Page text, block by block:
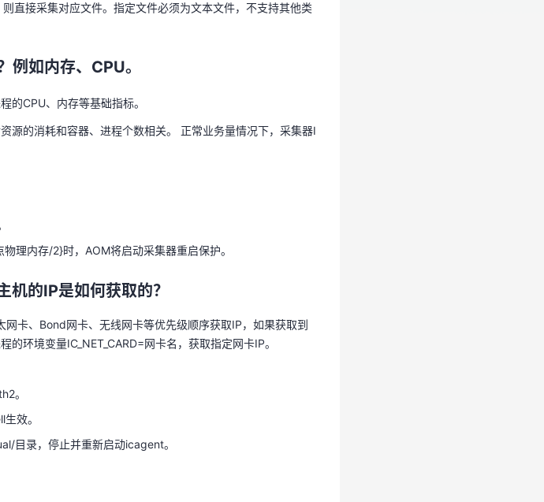
例如内存、CPU。
源的消耗和容器、进程个数相关。 正常业务量情况下，采集器I
理内存/2}时，AOM将启动采集器重启保护。
的IP是如何获取的？
环境变量IC_NET_CARD=网卡名，获取指定网卡IP。
。
效。
目录，停止并重新启动icagent。
直接采集对应文件。指定文件必须为文本文件，不支持其他类
如内存、CPU。
的CPU、内存等基础指标。
源的消耗和容器、进程个数相关。 正常业务量情况下，采集器I
理内存/2}时，AOM将启动采集器重启保护。
的IP是如何获取的？
卡、Bond网卡、无线网卡等优先级顺序获取IP，如果获取到
环境变量IC_NET_CARD=网卡名，获取指定网卡IP。
。
效。
目录，停止并重新启动icagent。